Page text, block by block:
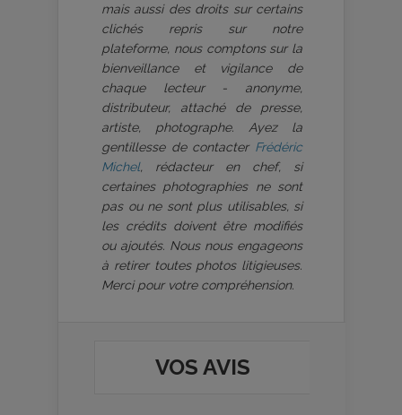
mais aussi des droits sur certains
clichés repris sur notre
plateforme, nous comptons sur la
bienveillance et vigilance de
chaque lecteur - anonyme,
distributeur, attaché de presse,
artiste, photographe. Ayez la
gentillesse de contacter Frédéric
Michel, rédacteur en chef, si
certaines photographies ne sont
pas ou ne sont plus utilisables, si
les crédits doivent être modifiés
ou ajoutés. Nous nous engageons
à retirer toutes photos litigieuses.
Merci pour votre compréhension.
VOS AVIS